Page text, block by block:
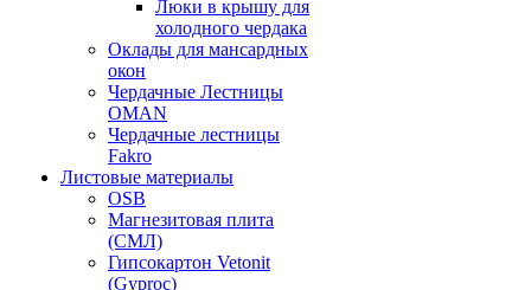
Люки в крышу для
холодного чердака
Оклады для мансардных
окон
Чердачные Лестницы
OMAN
Чердачные лестницы
Fakro
Листовые материалы
OSB
Магнезитовая плита
(СМЛ)
Гипсокартон Vetonit
(Gyproc)